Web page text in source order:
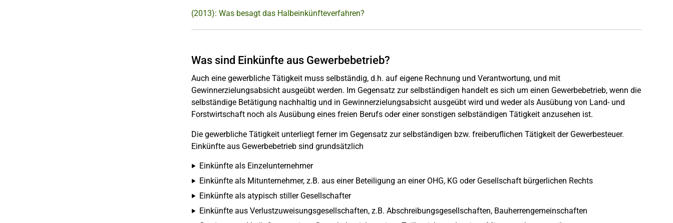
(2013): Was besagt das Halbeinkünfteverfahren?
Was sind Einkünfte aus Gewerbebetrieb?
Auch eine gewerbliche Tätigkeit muss selbständig, d.h. auf eigene Rechnung und Verantwortung, und mit
Gewinnerzielungsabsicht ausgeübt werden. Im Gegensatz zur selbständigen handelt es sich um einen Gewerbebetrieb, wenn die
selbständige Betätigung nachhaltig und in Gewinnerzielungsabsicht ausgeübt wird und weder als Ausübung von Land- und
Forstwirtschaft noch als Ausübung eines freien Berufs oder einer sonstigen selbständigen Tätigkeit anzusehen ist.
Die gewerbliche Tätigkeit unterliegt ferner im Gegensatz zur selbständigen bzw. freiberuflichen Tätigkeit der Gewerbesteuer.
Einkünfte aus Gewerbebetrieb sind grundsätzlich
Einkünfte als Einzelunternehmer
Einkünfte als Mitunternehmer, z.B. aus einer Beteiligung an einer OHG, KG oder Gesellschaft bürgerlichen Rechts
Einkünfte als atypisch stiller Gesellschafter
Einkünfte aus Verlustzuweisungsgesellschaften, z.B. Abschreibungsgesellschaften, Bauherrengemeinschaften